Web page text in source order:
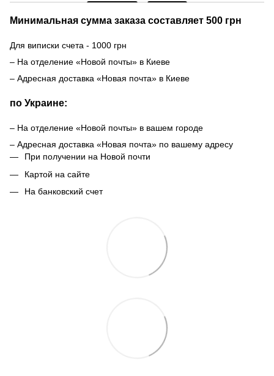
Минимальная сумма заказа составляет 500 грн
Для виписки счета - 1000 грн
– На отделение «Новой почты» в Киеве
– Адресная доставка «Новая почта» в Киеве
по Украине:
– На отделение «Новой почты» в вашем городе
– Адресная доставка «Новая почта» по вашему адресу
При получении на Новой почти
Картой на сайте
На банковский счет